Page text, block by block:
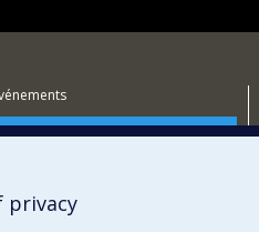
l'École?
privacy